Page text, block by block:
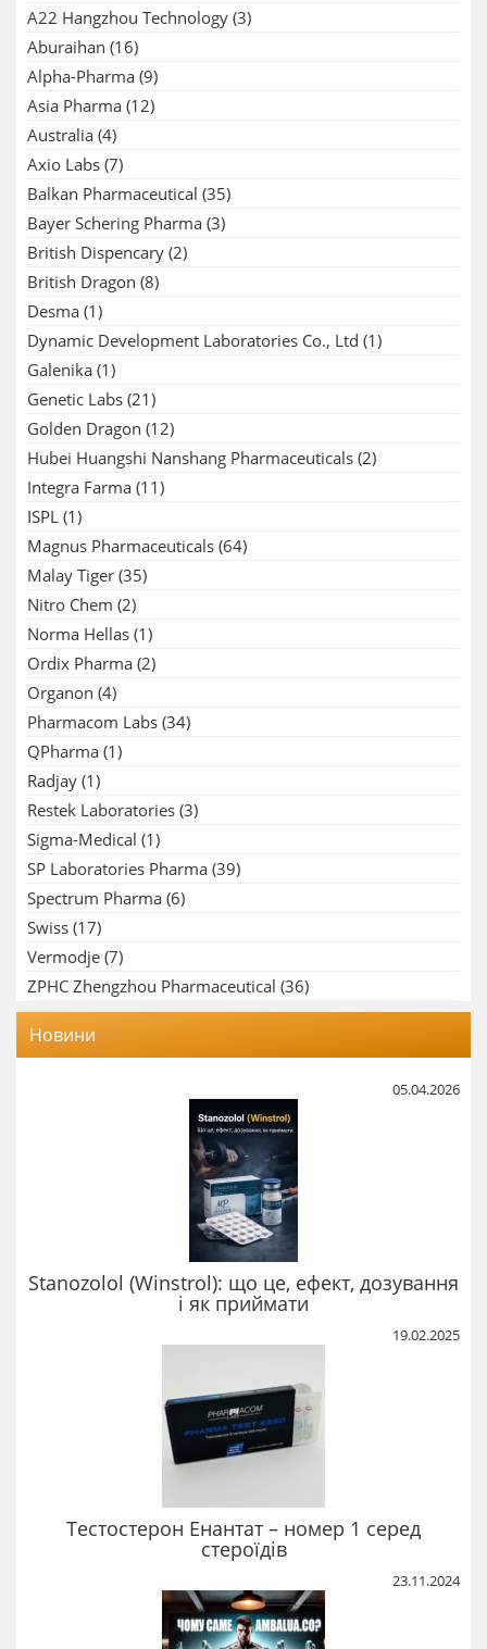
A22 Hangzhou Technology (3)
Aburaihan (16)
Alpha-Pharma (9)
Asia Pharma (12)
Australia (4)
Axio Labs (7)
Balkan Pharmaceutical (35)
Bayer Schering Pharma (3)
British Dispencary (2)
British Dragon (8)
Desma (1)
Dynamic Development Laboratories Co., Ltd (1)
Galenika (1)
Genetic Labs (21)
Golden Dragon (12)
Hubei Huangshi Nanshang Pharmaceuticals (2)
Integra Farma (11)
ISPL (1)
Magnus Pharmaceuticals (64)
Malay Tiger (35)
Nitro Chem (2)
Norma Hellas (1)
Ordix Pharma (2)
Organon (4)
Pharmacom Labs (34)
QPharma (1)
Radjay (1)
Restek Laboratories (3)
Sigma-Medical (1)
SP Laboratories Pharma (39)
Spectrum Pharma (6)
Swiss (17)
Vermodje (7)
ZPHC Zhengzhou Pharmaceutical (36)
Новини
05.04.2026
Stanozolol (Winstrol): що це, ефект, дозування
і як приймати
19.02.2025
Тестостерон Енантат – номер 1 серед
стероїдів
23.11.2024